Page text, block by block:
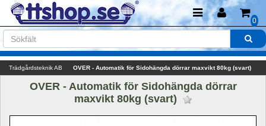
0
Trädgårdsteknik AB OVER - Automatik för Sidohängda dörrar maxvikt 80kg (svart)
OVER - Automatik för Sidohängda dörrar
maxvikt 80kg (svart)